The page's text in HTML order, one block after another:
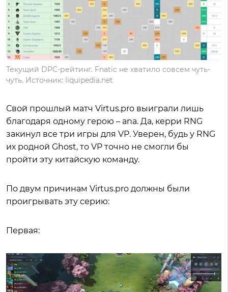
Текущий DPC-рейтинг. Fnatic не хватило совсем чуть-
чуть. Источник: liquipedia.net
Свой прошлый матч Virtus.pro выиграли лишь
благодаря одному герою – ana. Да, керри RNG
закинул все три игры для VP. Уверен, будь у RNG
их родной Ghost, то VP точно не смогли бы
пройти эту китайскую команду.
По двум причинам Virtus.pro должны были
проигрывать эту серию:
Первая: